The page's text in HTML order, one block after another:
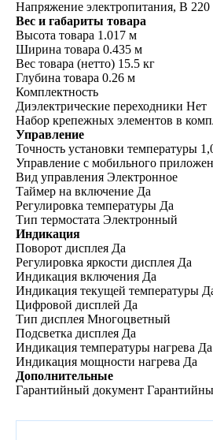
Напряжение электропитания, В 220
Вес и габариты товара
Высота товара 1.017 м
Ширина товара 0.435 м
Вес товара (нетто) 15.5 кг
Глубина товара 0.26 м
Комплектность
Диэлектрические переходники Нет
Набор крепежных элементов в
Управление
Точность установки температуры
Управление c мобильного
Вид управления Электронное
Таймер на включение Да
Регулировка температуры Да
Тип термостата Электронный
Индикация
Поворот дисплея Да
Регулировка яркости дисплея Да
Индикация включения Да
Индикация текущей температуры
Цифровой дисплей Да
Тип дисплея Многоцветный
Подсветка дисплея Да
Индикация температуры нагрева Да
Индикация мощности нагрева Да
Дополнительные
Гарантийный документ